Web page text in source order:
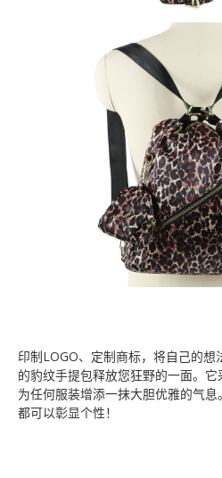
印制LOGO、定制商标，将自己的
的豹纹手提包释放您狂野的一面。
为任何服装增添一抹大胆优雅的气
都可以彰显个性！